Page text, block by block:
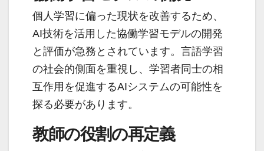
個人学習に偏った現状を改善するため、
AI技術を活用した協働学習モデルの開発
と評価が急務とされています。言語学習
の社会的側面を重視し、学習者同士の相
互作用を促進するAIシステムの可能性を
探る必要があります。
教師の役割の再定義